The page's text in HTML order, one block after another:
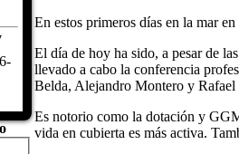
Características del
CARACTERÍSTICAS - Buque
buque. DATOS HISTÓRICOS.
LARRINAGA (CADIZ)....Read
En estos primeros días en la mar
El día de hoy ha sido, a pesar de
llevado a cabo la conferencia
Belda, Alejandro Montero y Rafael
Es notorio como la dotación y
vida en cubierta es más activa.